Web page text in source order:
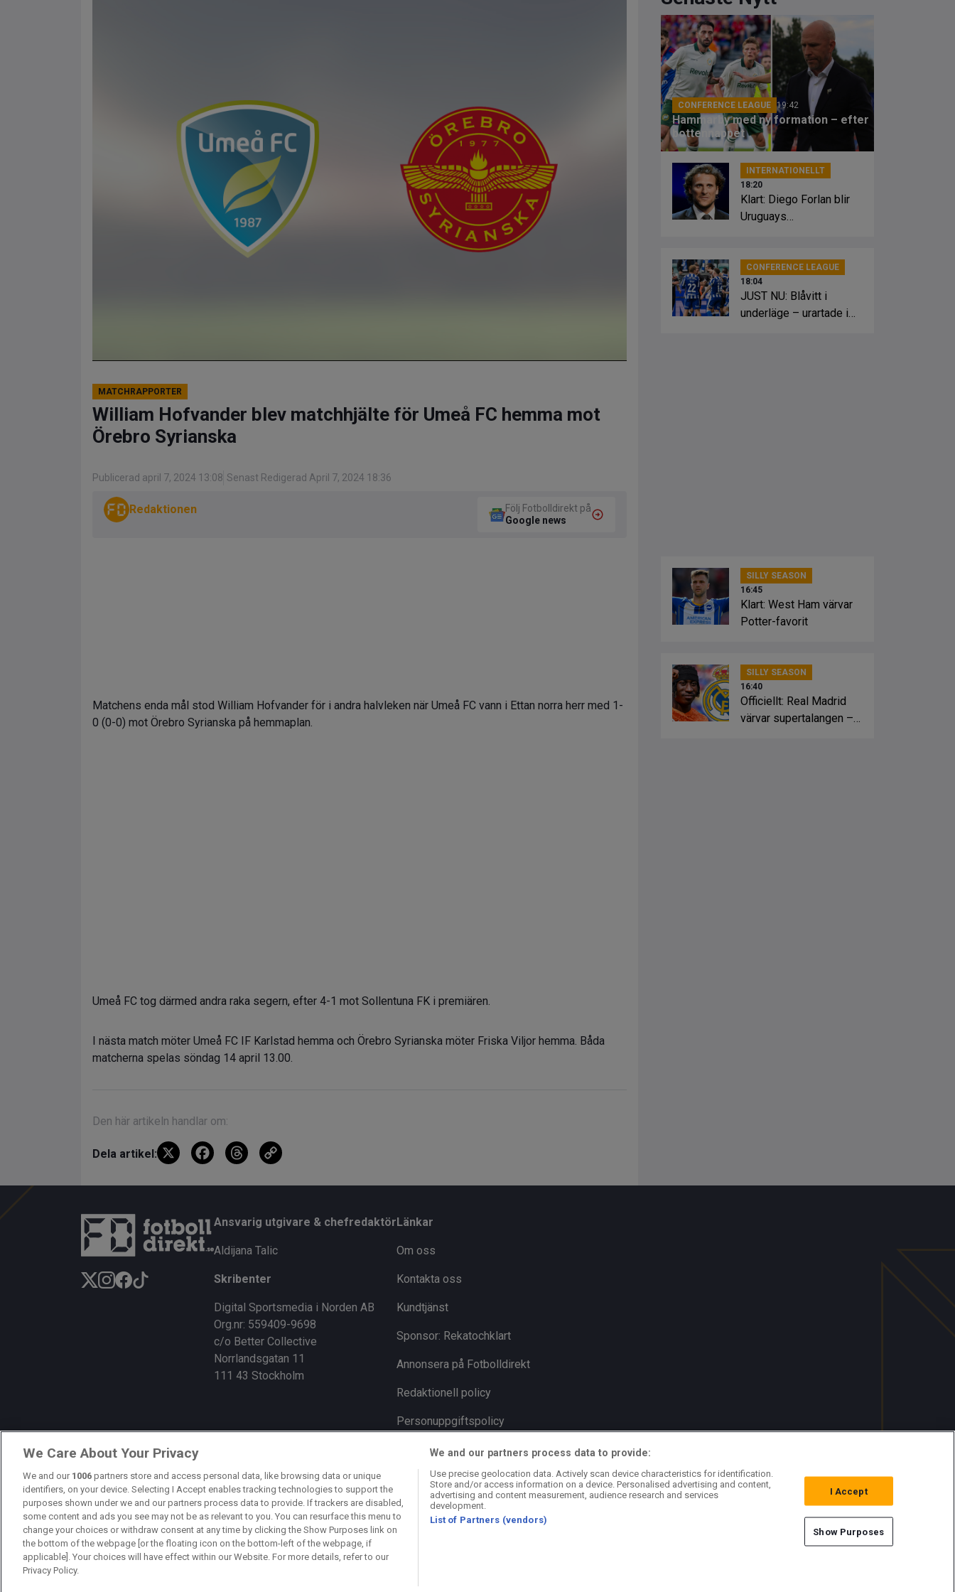
MATCHRAPPORTER
William Hofvander blev matchhjälte för Umeå FC hemma mot
Örebro Syrianska
Publicerad april 7, 2024 13:08 Senast Redigerad April 7, 2024 18:36
Redaktionen
Följ Fotbolldirekt på
Google news
Matchens enda mål stod William Hofvander för i andra halvleken när Umeå FC vann i Ettan norra herr med 1-
0 (0-0) mot Örebro Syrianska på hemmaplan.
Umeå FC tog därmed andra raka segern, efter 4-1 mot Sollentuna FK i premiären.
I nästa match möter Umeå FC IF Karlstad hemma och Örebro Syrianska möter Friska Viljor hemma. Båda
matcherna spelas söndag 14 april 13.00.
Den här artikeln handlar om:
Dela artikel: X
F
b
o
k
T
a
d
Li
CONFERENCE LEAGUE 19:42
Hammarby med ny formation – efter
bottennappet
INTERNATIONELLT
18:20
Klart: Diego Forlan blir
Uruguays
CONFERENCE LEAGUE
18:04
JUST NU: Blåvitt i
underläge – urartade i
SILLY SEASON
16:45
Klart: West Ham värvar
Potter-favorit
SILLY SEASON
16:40
Officiellt: Real Madrid
värvar supertalangen –
Ansvarig utgivare & chefredaktör
Aldijana Talic
Skribenter
Digital Sportsmedia i Norden AB
Org.nr: 559409-9698
c/o Better Collective
Norrlandsgatan 11
111 43 Stockholm
Länkar
Om oss
Kontakta oss
Kundtjänst
Sponsor: Rekatochklart
Annonsera på Fotbolldirekt
Redaktionell policy
Personuppgiftspolicy
Cookiepolicy
We Care About Your Privacy
We and our 1006 partners store and access personal data, like browsing data or unique
identifiers, on your device. Selecting I Accept enables tracking technologies to support the
purposes shown under we and our partners process data to provide. If trackers are disabled,
some content and ads you see may not be as relevant to you. You can resurface this menu to
change your choices or withdraw consent at any time by clicking the Show Purposes link on
the bottom of the webpage [or the floating icon on the bottom-left of the webpage, if
applicable]. Your choices will have effect within our Website. For more details, refer to our
Privacy Policy.
We and our partners process data to provide:
Use precise geolocation data. Actively scan device characteristics for identification.
Store and/or access information on a device. Personalised advertising and content,
advertising and content measurement, audience research and services
development.
List of Partners (vendors)
I Accept
Show Purposes